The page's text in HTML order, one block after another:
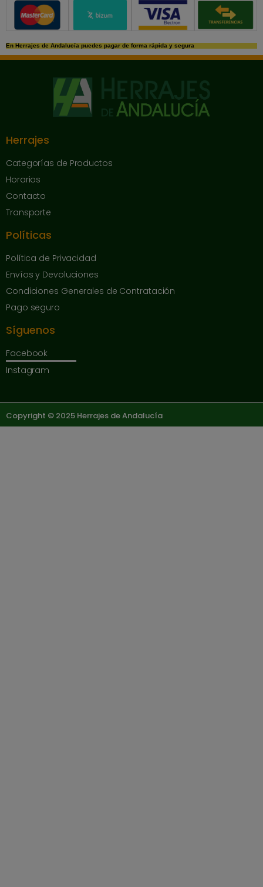
Métodos de pago seguros
En Herrajes de Andalucía puedes pagar de forma rápida y segura
Herrajes
Categorías de Productos
Horarios
Contacto
Transporte
Políticas
Política de Privacidad
Envíos y Devoluciones
Condiciones Generales de Contratación
Pago seguro
Síguenos
Facebook
Instagram
Copyright © 2025 Herrajes de Andalucía